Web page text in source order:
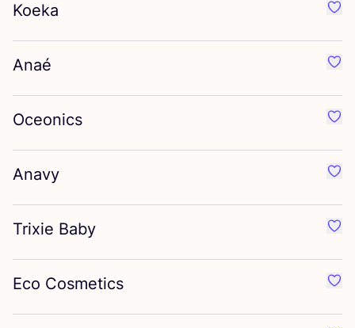
Koeka
Anaé
Oceonics
Anavy
Trixie Baby
Eco Cosmetics